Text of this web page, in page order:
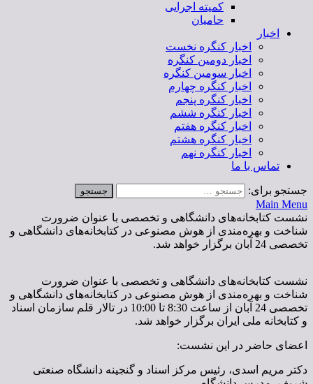
کمیته اجرایی
حامیان
اخبار
اخبار کنگره نخست
اخبار دومین کنگره
اخبار سومین کنگره
اخبار کنگره چهارم
اخبار کنگره پنجم
اخبار کنگره ششم
اخبار کنگره هفتم
اخبار کنگره هشتم
اخبار کنگره نهم
تماس با ما
جستجو برای:
Main Menu
‌نشست کتابخانه‌های دانشگاهی و تخصصی با عنوان ضرورت
شناخت و بهره‌مندی از هوش مصنوعی در کتابخانه‌های دانشگاهی و
تخصصی 24 آبان برگزار خواهد شد.
‌نشست کتابخانه‌های دانشگاهی و تخصصی با عنوان ضرورت
شناخت و بهره‌مندی از هوش مصنوعی در کتابخانه‌های دانشگاهی و
تخصصی 24 آبان از ساعت 8:30 تا 10:00 در تالار قلم سازمان اسناد
و کتابخانه ملی ایران برگزار خواهد شد.
اعضای حاضر در این نشست:
دکتر مریم اسدی، رئیس مرکز اسناد و گنجینه دانشگاه صنعتی